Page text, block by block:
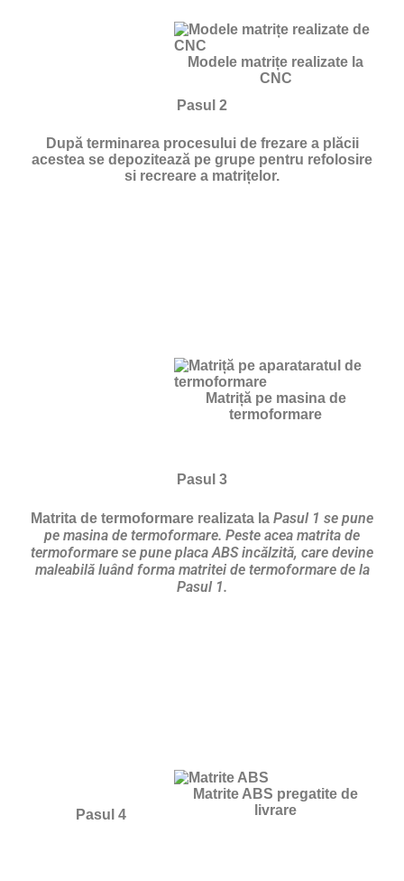
Modele matrițe realizate la
CNC
Pasul 2
După terminarea procesului de frezare a plăcii
acestea se depozitează pe grupe pentru refolosire
si recreare a matrițelor.
Matriță pe masina de
termoformare
Pasul 3
Matrita de termoformare realizata la Pasul 1 se pune
pe masina de termoformare. Peste acea matrita de
termoformare se pune placa ABS incălzită, care devine
maleabilă luând forma matritei de termoformare de la
Pasul 1.
Matrite ABS pregatite de
livrare
Pasul 4